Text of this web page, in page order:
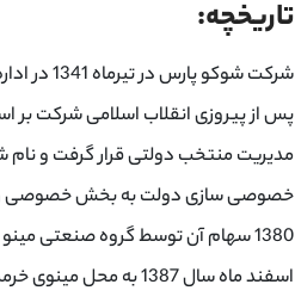
تاریخچه:
شركت
پس از پیروزی انقلاب اسلامی شرکت
خصوصی سازی دولت به بخش خصوصی
1380 سهام آن توسط گروه صنعتی